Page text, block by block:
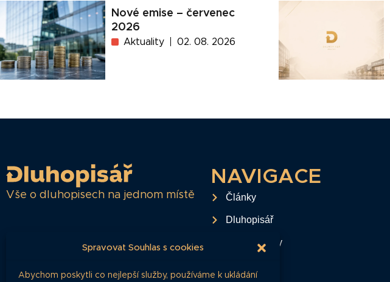
Spravovat Souhlas s cookies
Abychom poskytli co nejlepší služby, používáme k ukládání
Nové emise – červenec
2026
Aktuality 02. 08. 2026
Vše o dluhopisech na jednom místě
NAVIGACE
Články
Dluhopisář
Časté dotazy